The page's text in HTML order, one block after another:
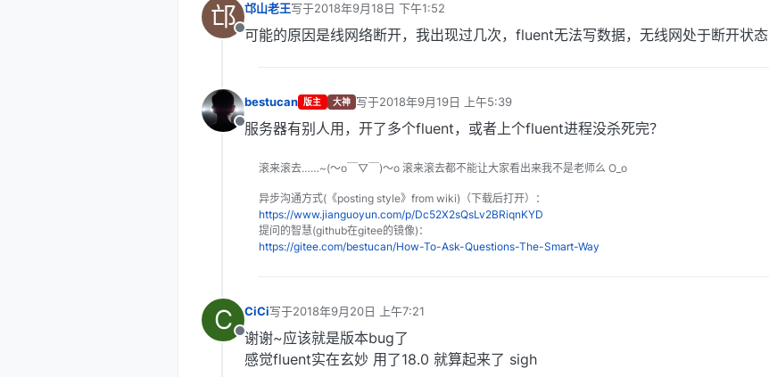
邙
离线
邙山老王写于2018年9月18日 下午1:52
最后由 编辑
可能的原因是线网络断开，我出现过几次，fluent无法写数据，无线网处于断开状态
离线
bestucan 版主 大神 写于2018年9月19日 上午5:39
最后由 编辑
服务器有别人用，开了多个fluent，或者上个fluent进程没杀死完？
滚来滚去……~(～o￣▽￣)～o 滚来滚去都不能让大家看出来我不是老师么 O_o
异步沟通方式(《posting style》from wiki)（下载后打开）：
https://www.jianguoyun.com/p/Dc52X2sQsLv2BRiqnKYD
提问的智慧(github在gitee的镜像)：
https://gitee.com/bestucan/How-To-Ask-Questions-The-Smart-Way
C
离线
CiCi写于2018年9月20日 上午7:21
最后由 编辑
谢谢~应该就是版本bug了
感觉fluent实在玄妙 用了18.0 就算起来了 sigh